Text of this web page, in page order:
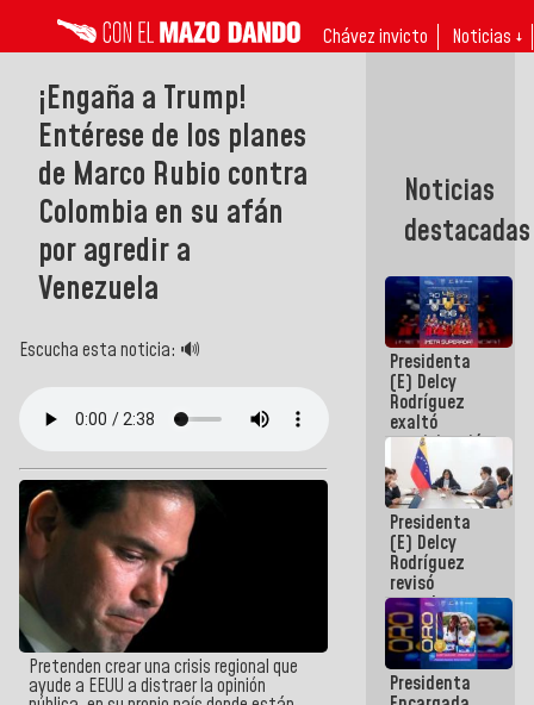
Chávez invicto Noticias ↓
¡Engaña a Trump!
Entérese de los planes
de Marco Rubio contra
Colombia en su afán
por agredir a
Venezuela
Escucha esta noticia: 🔊
Pretenden crear una crisis regional que
ayude a EEUU a distraer la opinión
Noticias
destacadas
Presidenta
(E) Delcy
Rodríguez
exaltó
participación
de
Venezuela
en Juegos
Centroamericanos
y del Caribe
2026
Presidenta
(E) Delcy
Rodríguez
revisó
agenda
económica y
ejecución de
fondos de
emergencia
Presidenta